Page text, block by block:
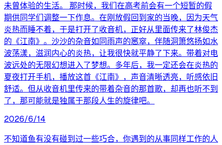
未曾体验的生活。 那时候，我们在高考前会有一个短暂的假
期供同学们调整一下作息。在刚放假回到家的当晚，因为天气
炎热而睡不着，于是打开了收音机，正好从里面传来了林俊杰
的《江南》。沙沙的杂音如同雨声的窸窣，伴随洞箫悠扬如水
波荡漾，滋润内心的炎热，让我很快就平静了下来。带着对电
波远处的无限幻想进入了梦想。多年后，我一定还会在炎热的
夏夜打开手机，播放这首《江南》，声音清晰透亮，听感依旧
舒适。但从收音机里传来的带着杂音的那首歌，却再也听不到
了，那可能就是独属于那段人生的旋律吧。
2026/6/14
不知道鱼有没有碰到过一些巧合，你遇到的从事同样工作的人